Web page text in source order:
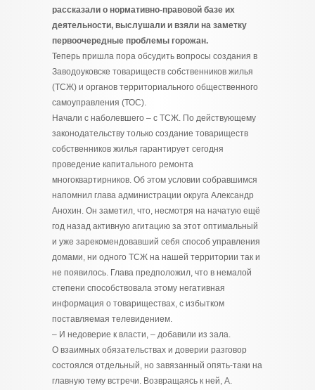
рассказали о нормативно-правовой базе их
деятельности, выслушали и взяли на заметку
первоочередные проблемы горожан.
Теперь пришла пора обсудить вопросы создания в
Заводоуковске товариществ собственников жилья
(ТСЖ) и органов территориального общественного
самоуправления (ТОС).
Начали с наболевшего – с ТСЖ. По действующему
законодательству только создание товариществ
собственников жилья гарантирует сегодня
проведение капитального ремонта
многоквартирников. Об этом условии собравшимся
напомнил глава администрации округа Александр
Анохин. Он заметил, что, несмотря на начатую ещё
год назад активную агитацию за этот оптимальный
и уже зарекомендовавший себя способ управления
домами, ни одного ТСЖ на нашей территории так и
не появилось. Глава предположил, что в немалой
степени способствовала этому негативная
информация о товариществах, с избытком
поставляемая телевидением.
– И недоверие к власти, – добавили из зала.
О взаимных обязательствах и доверии разговор
состоялся отдельный, но завязанный опять-таки на
главную тему встречи. Возвращаясь к ней, А.